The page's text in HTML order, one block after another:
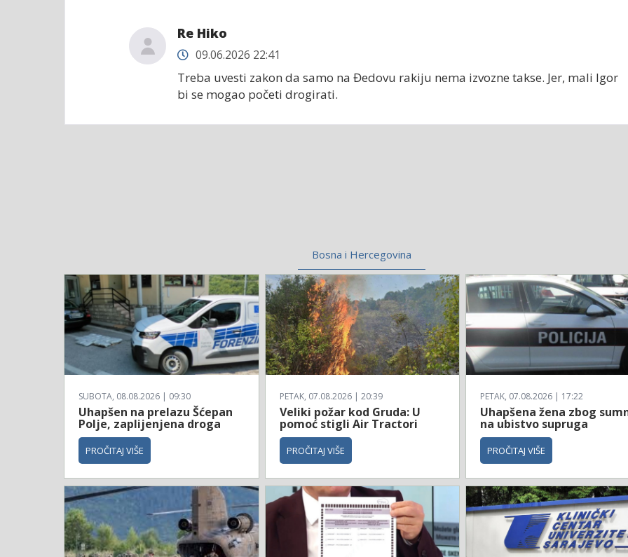
Re Hiko
09.06.2026 22:41
Treba uvesti zakon da samo na Đedovu rakiju nema izvozne takse. Jer, mali Igor
bi se mogao početi drogirati.
Bosna i Hercegovina
SUBOTA, 08.08.2026 | 09:30
Uhapšen na prelazu Šćepan
Polje, zaplijenjena droga
PROČITAJ VIŠE
PETAK, 07.08.2026 | 20:39
Veliki požar kod Gruda: U
pomoć stigli Air Tractori
PROČITAJ VIŠE
PETAK, 07.08.2026 | 17:22
Uhapšena žena zbog
na ubistvo supruga
PROČITAJ VIŠE